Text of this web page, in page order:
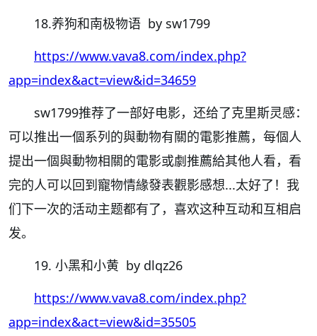
18.养狗和南极物语 by sw1799
https://www.vava8.com/index.php?
app=index&act=view&id=34659
sw1799推荐了一部好电影，还给了克里斯灵感：
可以推出一個系列的與動物有關的電影推薦，每個人
提出一個與動物相關的電影或劇推薦給其他人看，看
完的人可以回到寵物情緣發表觀影感想...太好了！我
们下一次的活动主题都有了，喜欢这种互动和互相启
发。
19. 小黑和小黄 by dlqz26
https://www.vava8.com/index.php?
app=index&act=view&id=35505